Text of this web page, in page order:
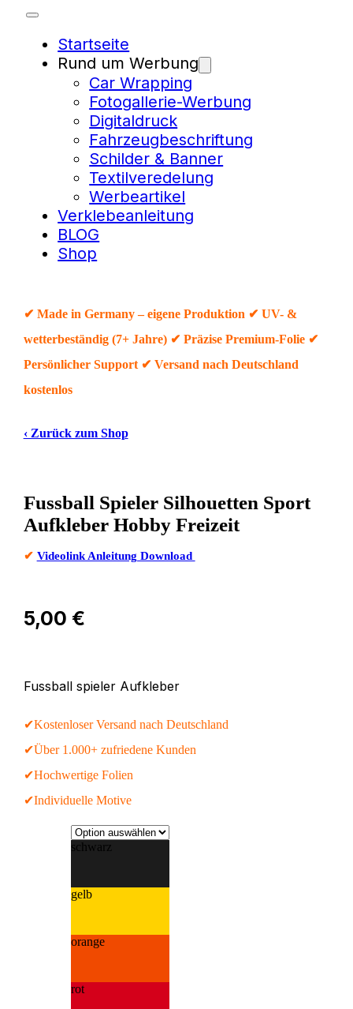
Startseite
Rund um Werbung
Car Wrapping
Fotogallerie-Werbung
Digitaldruck
Fahrzeugbeschriftung
Schilder & Banner
Textilveredelung
Werbeartikel
Verklebeanleitung
BLOG
Shop
✔ Made in Germany – eigene Produktion ✔ UV- &
wetterbeständig (7+ Jahre) ✔ Präzise Premium-Folie ✔
Persönlicher Support ✔ Versand nach Deutschland
kostenlos
‹ Zurück zum Shop
Fussball Spieler Silhouetten Sport
Aufkleber Hobby Freizeit
✔ Videolink Anleitung Download
5,00 €
Fussball spieler Aufkleber
✔Kostenloser Versand nach Deutschland
✔Über 1.000+ zufriedene Kunden
✔Hochwertige Folien
✔Individuelle Motive
schwarz
gelb
orange
rot